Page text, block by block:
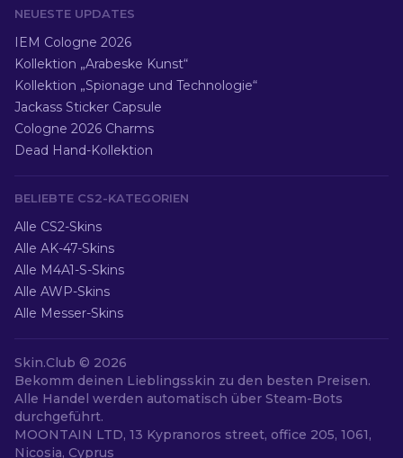
NEUESTE UPDATES
IEM Cologne 2026
Kollektion „Arabeske Kunst“
Kollektion „Spionage und Technologie“
Jackass Sticker Capsule
Cologne 2026 Charms
Dead Hand-Kollektion
BELIEBTE CS2-KATEGORIEN
Alle CS2-Skins
Alle AK-47-Skins
Alle M4A1-S-Skins
Alle AWP-Skins
Alle Messer-Skins
Skin.Club © 2026
Bekomm deinen Lieblingsskin zu den besten Preisen.
Alle Handel werden automatisch über Steam-Bots
durchgeführt.
MOONTAIN LTD, 13 Kypranoros street, office 205, 1061,
Nicosia, Cyprus